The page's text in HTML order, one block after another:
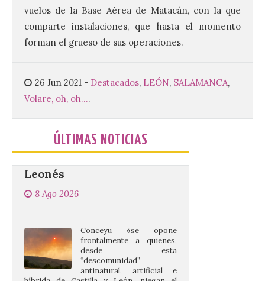
vuelos de la Base Aérea de Matacán, con la que
comparte instalaciones, que hasta el momento
forman el grueso de sus operaciones.
26 Jun 2021 - Destacados, LEÓN, SALAMANCA,
Volare, oh, oh....
ÚLTIMAS NOTICIAS
podrán presentarse hasta el 30 de
noviembre. La Universidad, a […]
un contingente
especializado y
profesional de bomberos
forestales en el País
Leonés
8 Ago 2026
híbrida de Castilla y León, niegan el
cambio climático y anteponen el fomento
de la tauromaquia a una prevención real
de los incendios. Conceyu Pais Llionés
vuelve a […]